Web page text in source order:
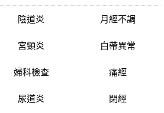
陰道炎
宮頸炎
婦科檢查
尿道炎
月經不調
白帶異常
痛經
閉經